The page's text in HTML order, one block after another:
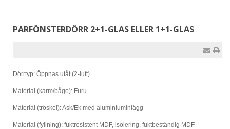
PARFÖNSTERDÖRR 2+1-GLAS ELLER 1+1-GLAS
Dörrtyp: Öppnas utåt (2-luft)
Material (karm/båge): Furu
Material (tröskel): Ask/Ek med aluminiuminlägg
Material (fyllning): fuktresistent MDF, isolering, fuktbeständig MDF